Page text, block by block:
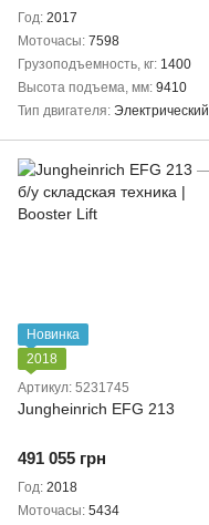
Год 2017
Моточасы 7598
Грузоподъемность, кг 1400
Высота подъема, мм 9410
Тип двигателя Электрический
Новинка
2018
Артикул: 5231745
Jungheinrich EFG 213
491 055 грн
Год 2018
Моточасы 5434